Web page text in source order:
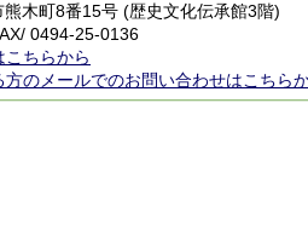
木町8番15号 (歴史文化伝承館3階)
0494-25-0136
こちらから
のメールでのお問い合わせはこちら